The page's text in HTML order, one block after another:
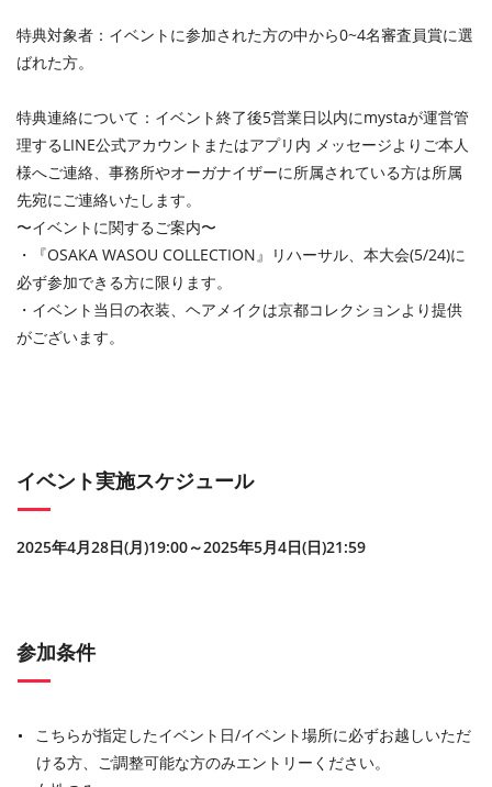
特典対象者：イベントに参加された方の中から0~4名審査員賞に選
ばれた方。
特典連絡について：イベント終了後5営業日以内にmystaが運営管
理するLINE公式アカウントまたはアプリ内 メッセージよりご本人
様へご連絡、事務所やオーガナイザーに所属されている方は所属
先宛にご連絡いたします。
〜イベントに関するご案内〜
・『OSAKA WASOU COLLECTION』リハーサル、本大会(5/24)に
必ず参加できる方に限ります。
・イベント当日の衣装、ヘアメイクは京都コレクションより提供
がございます。
イベント実施スケジュール
2025年4月28日(月)19:00～2025年5月4日(日)21:59
参加条件
こちらが指定したイベント日/イベント場所に必ずお越しいただ
ける方、ご調整可能な方のみエントリーください。